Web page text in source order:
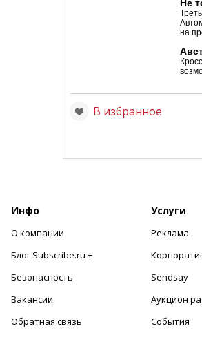
Не
на
В избранное
Инфо
О компании
Блог Subscribe.ru +
Безопасность
Вакансии
Обратная связь
Услуги
Реклама
Sendsay
Аукцион
События